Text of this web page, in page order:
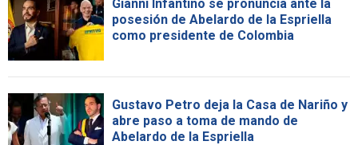
Gianni Infantino se pronuncia ante la
posesión de Abelardo de la Espriella
como presidente de Colombia
Gustavo Petro deja la Casa de Nariño y
abre paso a toma de mando de
Abelardo de la Espriella